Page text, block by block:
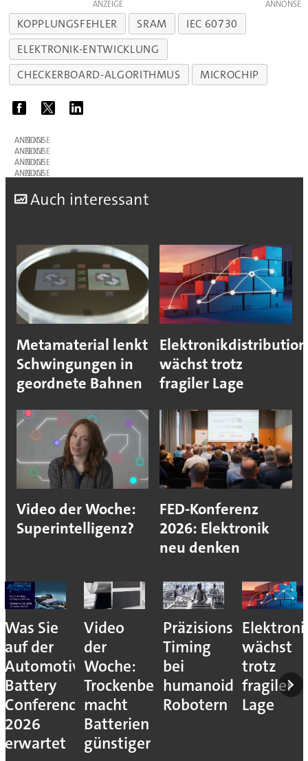
ANZEIGE
KOPPLUNGSFEHLER SRAM
IEC 60730
ELEKTRONIK-ENTWICKLUNG
CHECKERBOARD-ALGORITHMUS
MICROCHIP
ANZEIGE
ANZEIGE
ANZEIGE
ANZEIGE
Auch interessant
Metamaterial lenkt
Schwingungen in
geordnete Bahnen
Elektronikdistribution
wächst trotz
fragiler Lage
Video der Woche:
Superintelligenz?
FED-Konferenz
2026: Elektronik
neu denken
Was Sie
auf der
Automotive
Battery
Conference
2026
erwartet
Video
der
Woche:
Trockenbeschichtung
macht
Batterien
günstiger
Präzisions-
Timing
bei
humanoiden
Robotern
wächst
trotz
fragiler
Lage